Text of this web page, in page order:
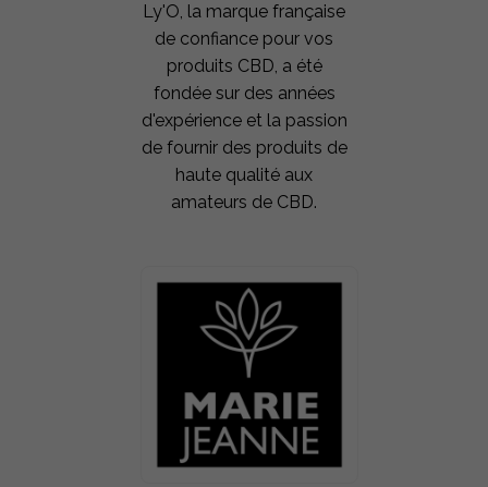
Ly'O, la marque française
de confiance pour vos
produits CBD, a été
fondée sur des années
d'expérience et la passion
de fournir des produits de
haute qualité aux
amateurs de CBD.